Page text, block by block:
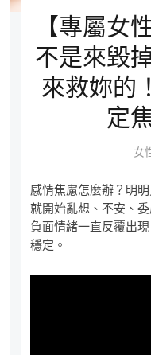
【專屬女
不是來毀
來救妳的
定
女
感情焦慮怎麼辦？明
就開始亂想、不安、
負面情緒一直反覆出
穩定。